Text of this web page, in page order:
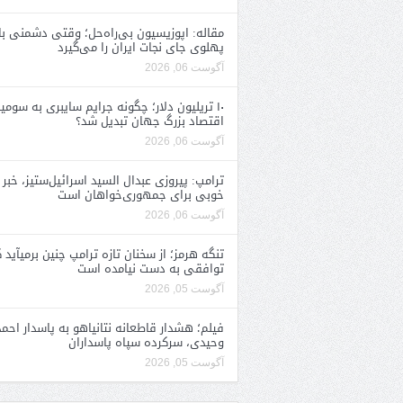
مقاله: اپوزیسیون بی‌راه‌حل؛ وقتی دشمنی
پهلوی جای نجات ایران را می‌گیرد
آگوست 06, 2026
۱۰ تریلیون دلار؛ چگونه جرایم سایبری به
اقتصاد بزرگ جهان تبدیل شد؟
آگوست 06, 2026
ترامپ: پیروزی عبدال السید اسرائیل‌ستیز، خبر
خوبی برای جمهوری‌خواهان است
آگوست 06, 2026
تنگه هرمز؛ از سخنان تازه ترامپ چنین
توافقی به دست نیامده است
آگوست 05, 2026
فیلم؛ هشدار قاطعانه نتانیاهو به پاسدار
وحیدی، سرکرده سپاه پاسداران
آگوست 05, 2026